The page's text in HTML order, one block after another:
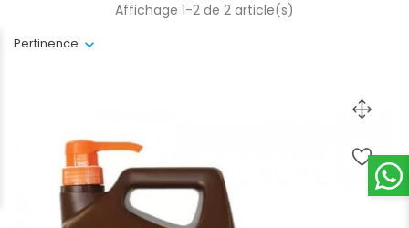
Pertinence
Affichage 1-2 de 2 article(s)